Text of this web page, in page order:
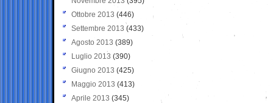
Ottobre 2013 (446)
Settembre 2013 (433)
Agosto 2013 (389)
Luglio 2013 (390)
Giugno 2013 (425)
Maggio 2013 (413)
Aprile 2013 (345)